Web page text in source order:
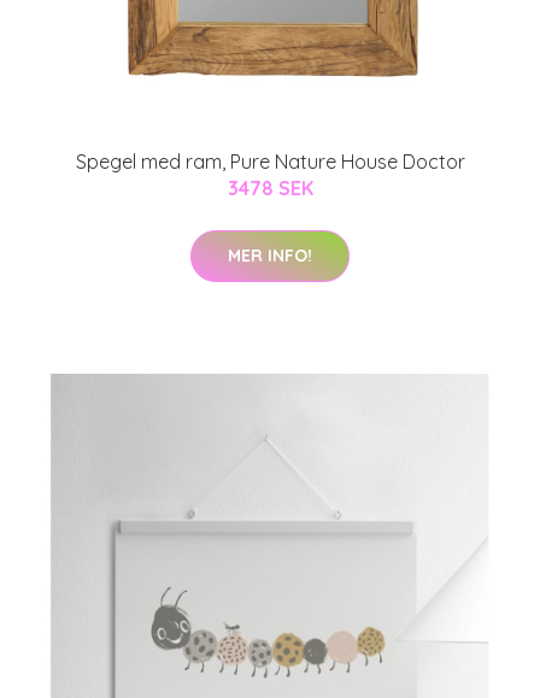
Spegel med ram, Pure Nature House Doctor
3478 SEK
MER INFO!